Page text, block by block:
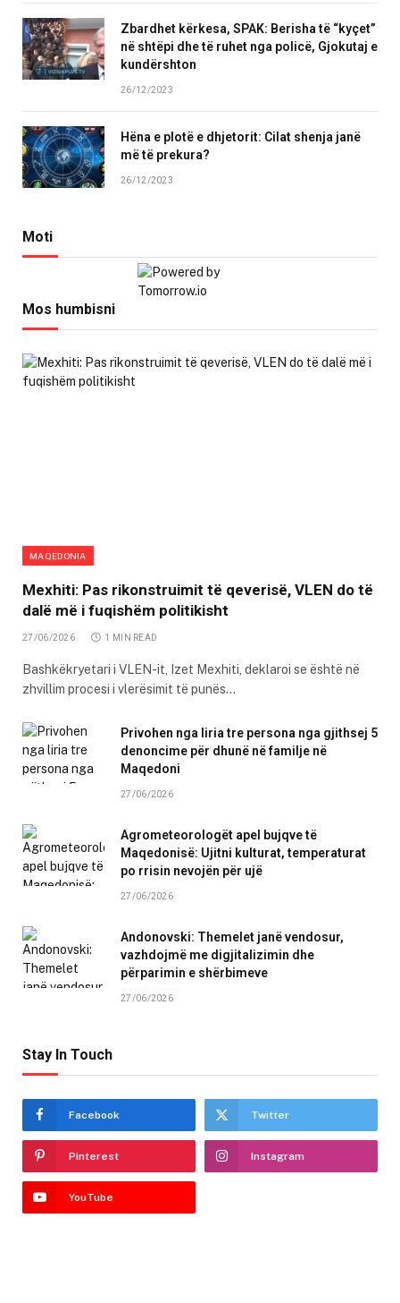
Zbardhet kërkesa, SPAK: Berisha të “kyçet”
në shtëpi dhe të ruhet nga policë, Gjokutaj e
kundërshton
26/12/2023
Hëna e plotë e dhjetorit: Cilat shenja janë
më të prekura?
26/12/2023
Moti
Mos humbisni
MAQEDONIA
Mexhiti: Pas rikonstruimit të qeverisë, VLEN do të
dalë më i fuqishëm politikisht
27/06/2026 1 MIN READ
Bashkëkryetari i VLEN-it, Izet Mexhiti, deklaroi se është në
zhvillim procesi i vlerësimit të punës…
Privohen nga liria tre persona nga gjithsej 5
denoncime për dhunë në familje në
Maqedoni
27/06/2026
Agrometeorologët apel bujqve të
Maqedonisë: Ujitni kulturat, temperaturat
po rrisin nevojën për ujë
27/06/2026
Andonovski: Themelet janë vendosur,
vazhdojmë me digjitalizimin dhe
përparimin e shërbimeve
27/06/2026
Stay In Touch
Facebook Twitter
Pinterest Instagram
YouTube